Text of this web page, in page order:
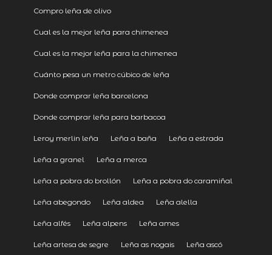
Compro leña de olivo
Cual es la mejor leña para chimenea
Cual es la mejor leña para la chimenea
Cuánto pesa un metro cúbico de leña
Donde comprar leña barcelona
Donde comprar leña para barbacoa
Leroy merlin leña Leña a baña Leña a estrada
Leña a granel Leña a merca
Leña a pobra do brollón Leña a pobra do caramiñal
Leña abegondo Leña aldea Leña alella
Leña alfés Leña alpens Leña ames
Leña artesa de segre Leña as nogais Leña ascó